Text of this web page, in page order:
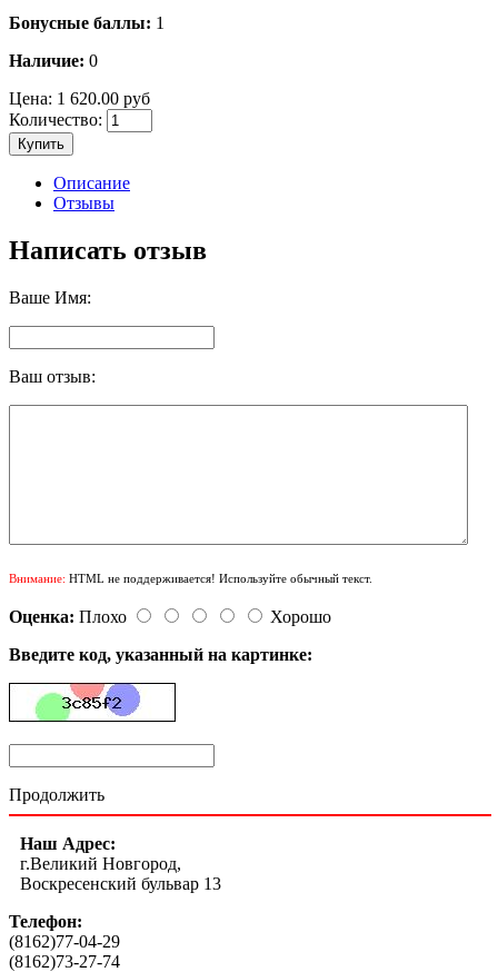
Бонусные баллы: 1
Наличие: 0
Цена: 1 620.00 руб
Количество:
Купить
Описание
Отзывы
Написать отзыв
Ваше Имя:
Ваш отзыв:
Внимание: HTML не поддерживается! Используйте обычный текст.
Оценка: Плохо
Хорошо
Введите код, указанный на картинке:
Продолжить
Наш Адрес:
г.Великий Новгород,
Воскресенский бульвар 13
Телефон:
(8162)77-04-29
(8162)73-27-74